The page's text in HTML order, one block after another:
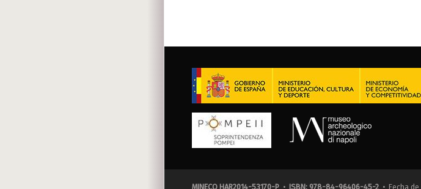
MINECO HAR2014-53170-P • ISBN: 978-84-96406-45-2 • Fecha